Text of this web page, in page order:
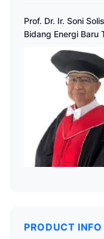
Prof. Dr. Ir. Soni
Bidang Energi Baru
PRODUCT INFO